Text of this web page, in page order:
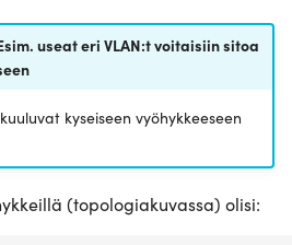
useat eri VLAN:t voitaisiin sitoa
kyseiseen vyöhykkeeseen
(topologiakuvassa) olisi: